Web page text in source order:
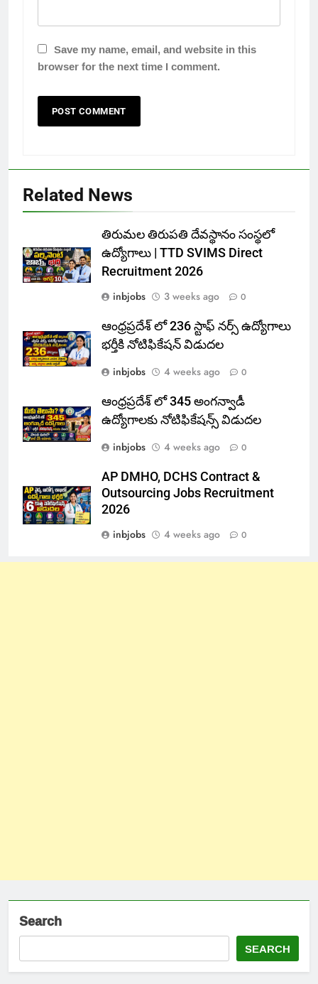
Save my name, email, and website in this
browser for the next time I comment.
Related News
తిరుమల తిరుపతి దేవస్థానం సంస్థలో
ఉద్యోగాలు | TTD SVIMS Direct
Recruitment 2026
inbjobs
3 weeks ago 0
ఆంధ్రప్రదేశ్ లో 236 స్టాఫ్ నర్స్ ఉద్యోగాలు
భర్తీకి నోటిఫికేషన్ విడుదల
inbjobs
4 weeks ago 0
ఆంధ్రప్రదేశ్ లో 345 అంగన్వాడీ
ఉద్యోగాలకు నోటిఫికేషన్స్ విడుదల
inbjobs
4 weeks ago 0
AP DMHO, DCHS Contract &
Outsourcing Jobs Recruitment
2026
inbjobs
4 weeks ago 0
Search
SEARCH